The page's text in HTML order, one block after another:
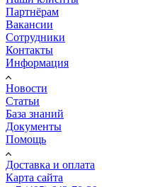
Партнёрам
Вакансии
Сотрудники
Контакты
Информация
Новости
Статьи
База знаний
Документы
Помощь
Доставка и оплата
Карта сайта